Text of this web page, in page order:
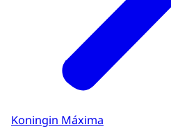
Koningin Máxima